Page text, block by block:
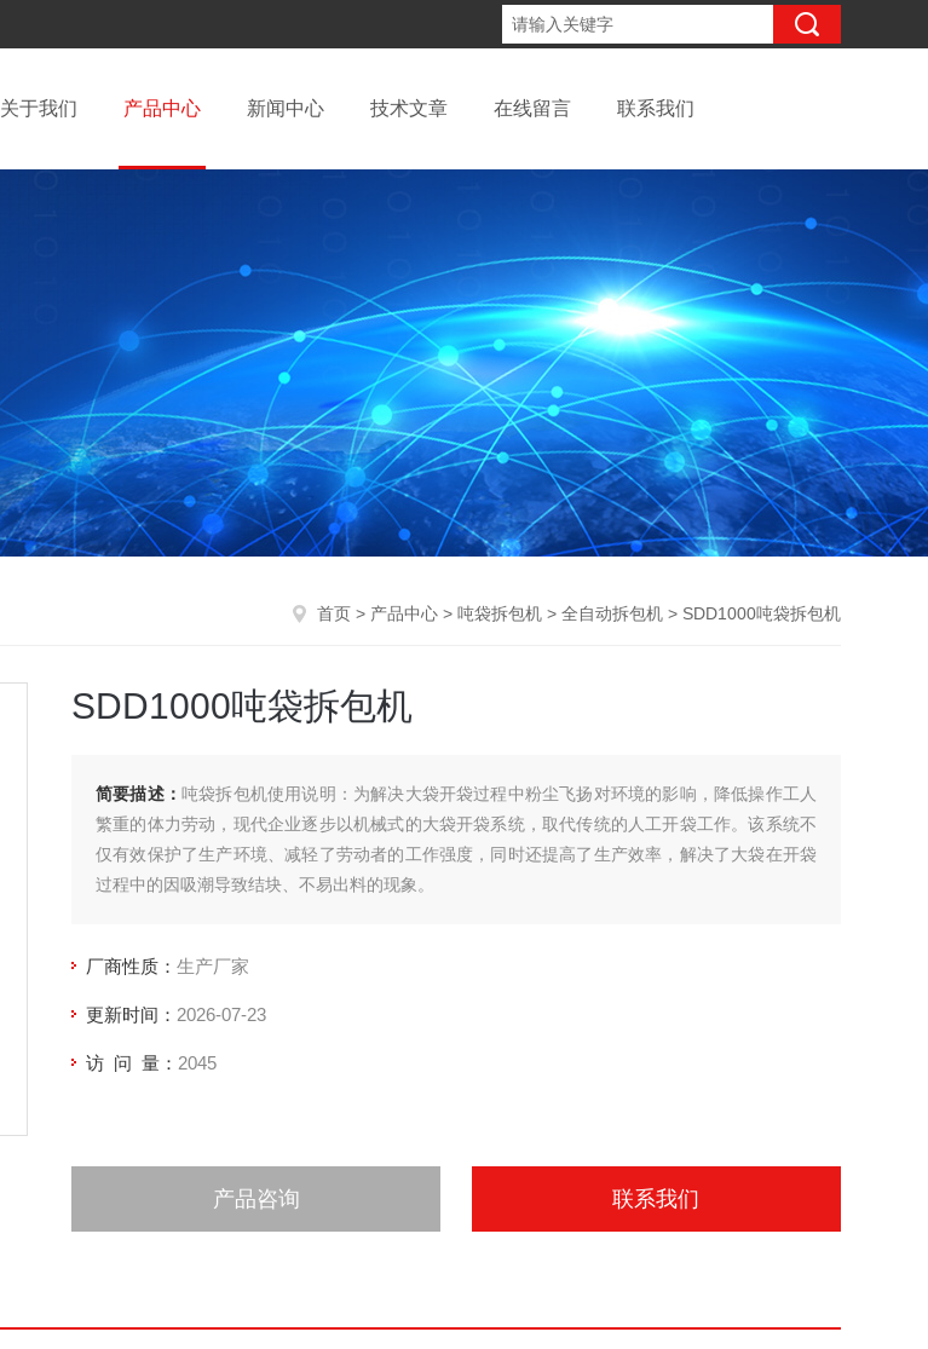
关于我们 产品中心 新闻中心 技术文章 在线留言 联系我们
首页 > 产品中心 > 吨袋拆包机 > 全自动拆包机 > SDD1000吨袋拆包机
SDD1000吨袋拆包机
简要描述： 吨袋拆包机使用说明：为解决大袋开袋过程中粉尘飞扬对环境的影响，降低操作工人
繁重的体力劳动，现代企业逐步以机械式的大袋开袋系统，取代传统的人工开袋工作。该系统不
仅有效保护了生产环境、减轻了劳动者的工作强度，同时还提高了生产效率，解决了大袋在开袋
过程中的因吸潮导致结块、不易出料的现象。
厂商性质： 生产厂家
更新时间： 2026-07-23
访 问 量： 2045
产品咨询 联系我们